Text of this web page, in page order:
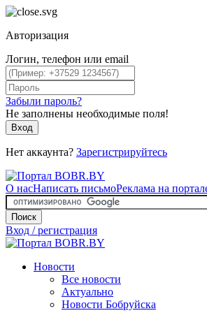
Авторизация
Логин, телефон или email
Забыли пароль?
Не заполнены необходимые поля!
Вход
Нет аккаунта? Зарегистрируйтесь
О насНаписать письмоРеклама на
Поиск
Вход / регистрация
Новости
Все новости
Актуально
Новости Бобруйска